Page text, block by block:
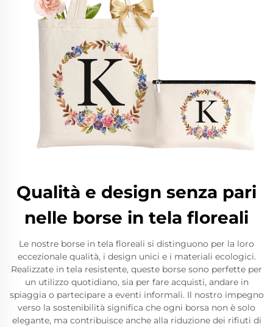
Qualità e design senza pari
nelle borse in tela floreali
Le nostre borse in tela floreali si distinguono per la loro
eccezionale qualità, i design unici e i materiali ecologici.
Realizzate in tela resistente, queste borse sono perfette per
un utilizzo quotidiano, sia per fare acquisti, andare in
spiaggia o partecipare a eventi informali. Il nostro impegno
verso la sostenibilità significa che ogni borsa non è solo
elegante, ma contribuisce anche alla riduzione dei rifiuti di